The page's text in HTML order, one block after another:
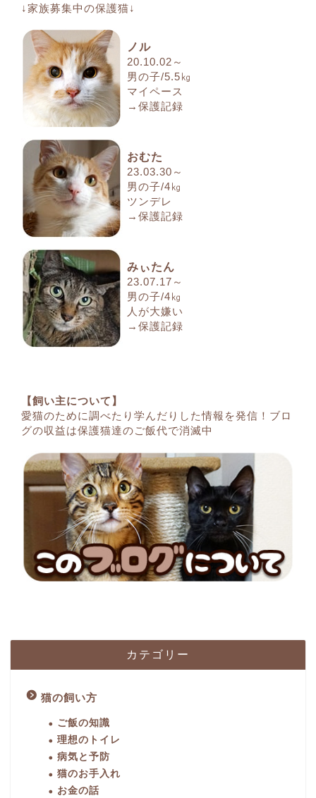
↓家族募集中の保護猫↓
ノル
20.10.02～
男の子/5.5㎏
マイペース
→保護記録
おむた
23.03.30～
男の子/4㎏
ツンデレ
→保護記録
みぃたん
23.07.17～
男の子/4㎏
人が大嫌い
→保護記録
【飼い主について】
愛猫のために調べたり学んだりした情報を発信！ブロ
グの収益は保護猫達のご飯代で消滅中
カテゴリー
猫の飼い方
ご飯の知識
理想のトイレ
病気と予防
猫のお手入れ
お金の話